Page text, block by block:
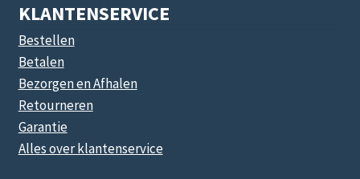
KLANTENSERVICE
Bestellen
Betalen
Bezorgen en Afhalen
Retourneren
Garantie
Alles over klantenservice